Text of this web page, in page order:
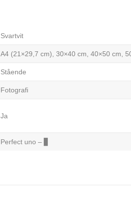
Svartvit
A4 (21×29,7 cm), 30×40 cm, 40×50 cm,
Stående
Fotografi
Ja
Perfect uno – ▊